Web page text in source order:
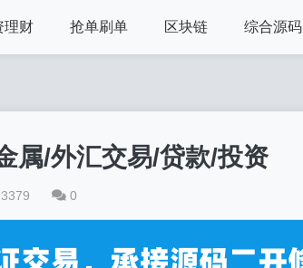
理财 抢单刷单 区块链 综合源码
属/外汇交易/贷款/投资
0